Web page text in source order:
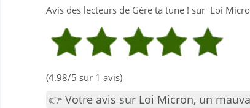
Avis des lecteurs de Gère ta tune ! sur Loi
(4.98/5 sur 1 avis)
👉 Votre avis sur Loi Micron, un